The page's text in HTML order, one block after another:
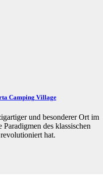
Camping Village
und besonderer Ort im
des klassischen
hat.